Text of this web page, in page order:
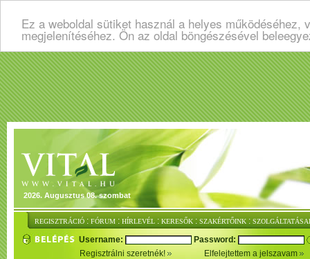
Ez a weboldal sütiket használ a helyes
megjelenítéséhez. Ön az oldal böngészésével
2026. Augusztus 08. szombat
REGISZTRÁCIÓ : FÓRUM : HÍRLEVÉL : KERESŐK : SZAKÉRTŐINK :
Username:
Password:
Regisztrálni szeretnék!
Elfelejtettem a jelszavam